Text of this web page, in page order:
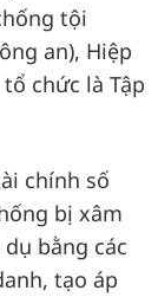
tội
an), Hiệp
chức là Tập
chính số
bị xâm
bằng các
tạo áp